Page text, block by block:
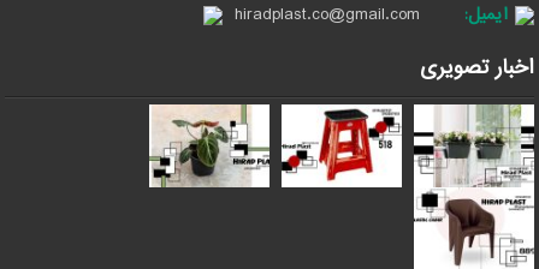
ایمیل:
hiradplast.co@gmail.com
اخبار تصویری